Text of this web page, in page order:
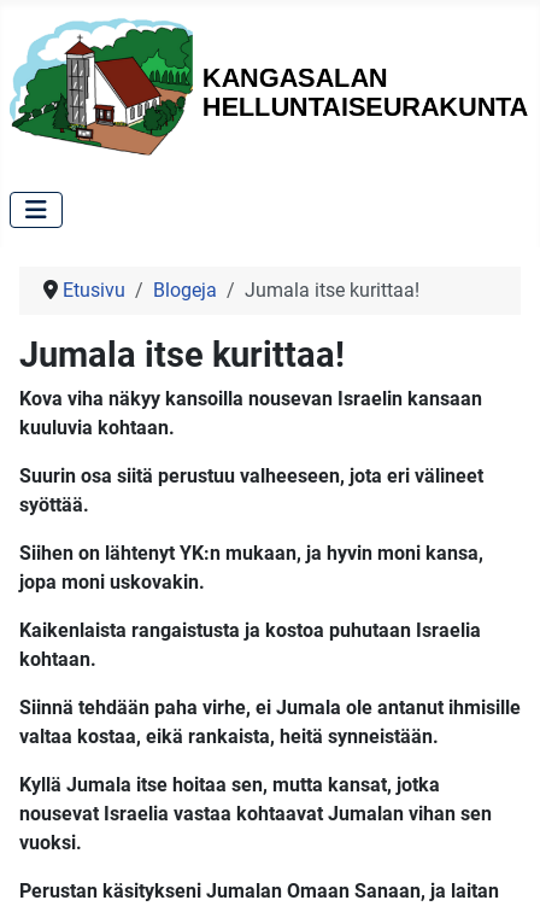
Etusivu Blogeja Jumala itse kurittaa!
Jumala itse kurittaa!
Kova viha näkyy kansoilla nousevan Israelin kansaan
kuuluvia kohtaan.
Suurin osa siitä perustuu valheeseen, jota eri välineet
syöttää.
Siihen on lähtenyt YK:n mukaan, ja hyvin moni kansa,
jopa moni uskovakin.
Kaikenlaista rangaistusta ja kostoa puhutaan Israelia
kohtaan.
Siinnä tehdään paha virhe, ei Jumala ole antanut ihmisille
valtaa kostaa, eikä rankaista, heitä synneistään.
Kyllä Jumala itse hoitaa sen, mutta kansat, jotka
nousevat Israelia vastaa kohtaavat Jumalan vihan sen
vuoksi.
Perustan käsitykseni Jumalan Omaan Sanaan, ja laitan